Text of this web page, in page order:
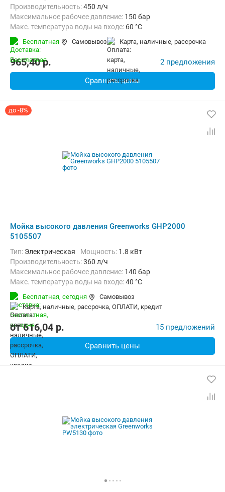
Производительность:450 л/ч
Максимальное рабочее давление: 150 бар
Макс. температура воды на входе: 60 °C
Длина шланга высокого давления :
Бесплатная Самовывоз карта, наличные, рассрочка
965,40p. 2 предложения
Сравнить цены
до -8%
Мойка высокого давления Greenworks GHP2000
5105507
Тип: Электрическая Мощность: 1.8 кВт
Производительность:360 л/ч
Максимальное рабочее давление: 140 бар
Макс. температура воды на входе:40 °C
Длина шланга высокого давления :
Бесплатная, сегодня
Самовывоз
карта, наличные, рассрочка, ОПЛАТИ, кредит
от616,04 p. 15 предложений
Сравнить цены